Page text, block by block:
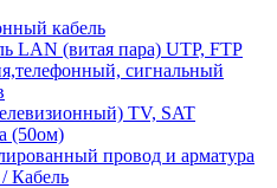
кабель
LAN (витая пара) UTP, FTP
сигнальный
TV, SAT
(50ом)
провод и арматура
Кабель